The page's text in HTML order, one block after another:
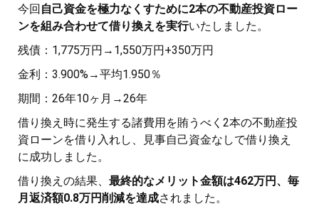
今回 自己資金を極力なくすために2本の不動産投資ロー
ンを組み合わせて借り換えを実行いたしました。
残債：1,775万円→1,550万円+350万円
金利：3.900%→平均1.950％
期間：26年10ヶ月→26年
借り換え時に発生する諸費用を賄うべく2本の不動産投
資ローンを借り入れし、見事自己資金なしで借り換え
に成功しました。
借り換えの結果、 最終的なメリット金額は462万円、毎
月返済額0.8万円削減を達成されました。